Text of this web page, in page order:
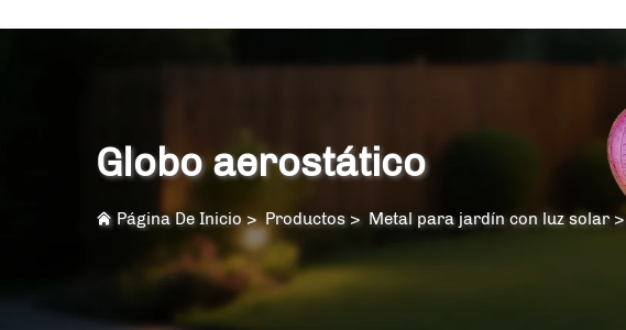
Globo aerostático
Página De Inicio>Productos> Metal para jardín con luz solar>